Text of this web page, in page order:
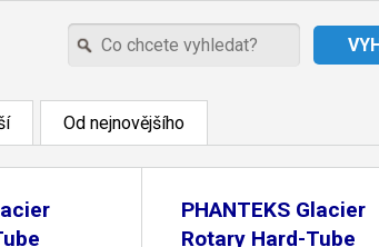
Od nejnovějšího
PHANTEKS Glacier
Rotary Hard-Tube